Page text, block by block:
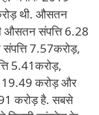
थी. औसतन
औसतन संपत्ति 6.28
7.57करोड़,
5.41करोड़,
19.49 करोड़ और
करोड़ है. सबसे